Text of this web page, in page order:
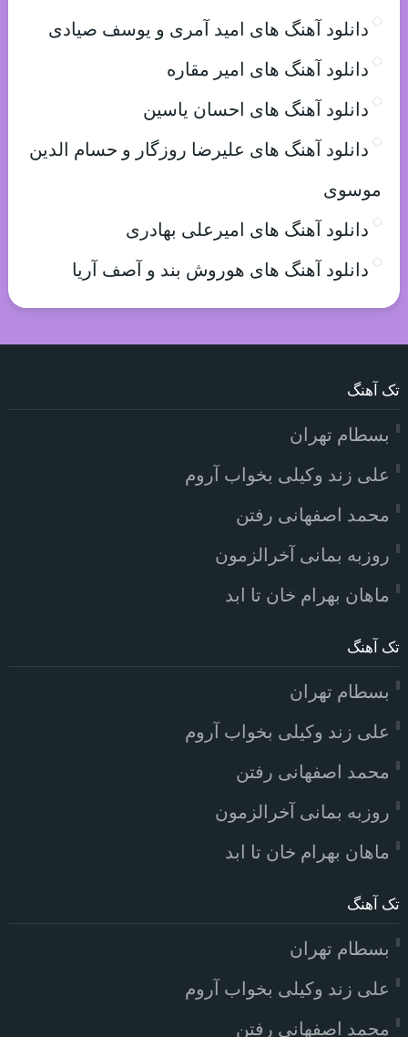
دانلود آهنگ های امید آمری و یوسف صیادی
دانلود آهنگ های امیر مقاره
دانلود آهنگ های احسان یاسین
دانلود آهنگ های علیرضا روزگار و حسام الدین
موسوی
دانلود آهنگ های امیرعلی بهادری
دانلود آهنگ های هوروش بند و آصف آریا
تک آهنگ
بسطام تهران
علی زند وکیلی بخواب آروم
محمد اصفهانی رفتن
روزبه بمانی آخرالزمون
ماهان بهرام خان تا ابد
تک آهنگ
بسطام تهران
علی زند وکیلی بخواب آروم
محمد اصفهانی رفتن
روزبه بمانی آخرالزمون
ماهان بهرام خان تا ابد
تک آهنگ
بسطام تهران
علی زند وکیلی بخواب آروم
محمد اصفهانی رفتن